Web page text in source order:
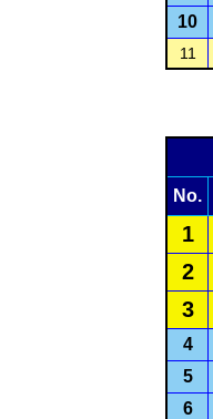
10
11
No.
1
2
3
4
5
6